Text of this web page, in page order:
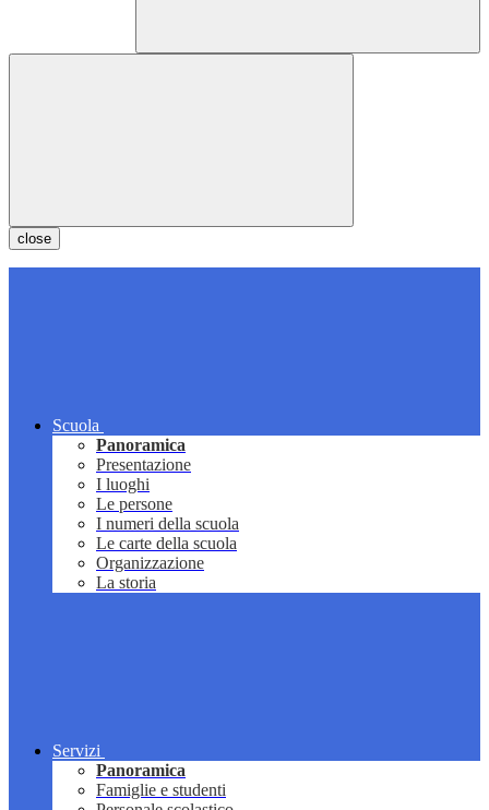
close
Scuola
Panoramica
Presentazione
I luoghi
Le persone
I numeri della scuola
Le carte della scuola
Organizzazione
La storia
Servizi
Panoramica
Famiglie e studenti